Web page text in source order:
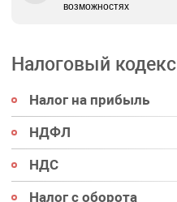
возможностях
Налоговый кодекс
Налог на прибыль
НДФЛ
НДС
Налог с оборота